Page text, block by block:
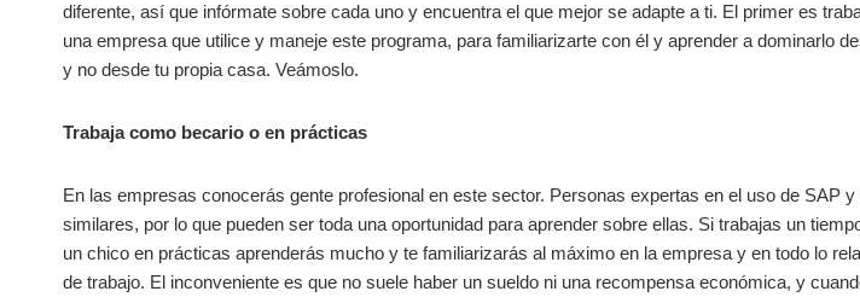
diferente, así que infórmate sobre cada uno y encuentra el que mejor se adapte a ti. El primer es
una empresa que utilice y maneje este programa, para familiarizarte con él y aprender a dominarlo
y no desde tu propia casa. Veámoslo.
Trabaja como becario o en prácticas
En las empresas conocerás gente profesional en este sector. Personas expertas en el uso de SAP y
similares, por lo que pueden ser toda una oportunidad para aprender sobre ellas. Si trabajas un
un chico en prácticas aprenderás mucho y te familiarizarás al máximo en la empresa y en todo lo
de trabajo. El inconveniente es que no suele haber un sueldo ni una recompensa económica, y